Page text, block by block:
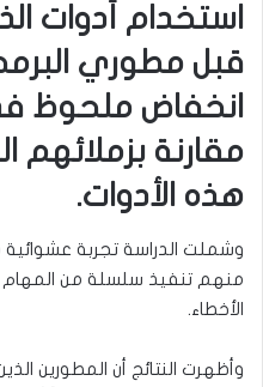
استخدام أدوات
قبل مطوري
انخفاض ملحوظ
مقارنة بزملائهم
هذه الأدوات.
منهم تنفيذ سلسلة من المهام
الأخطاء.
وأظهرت النتائج أن المطورين